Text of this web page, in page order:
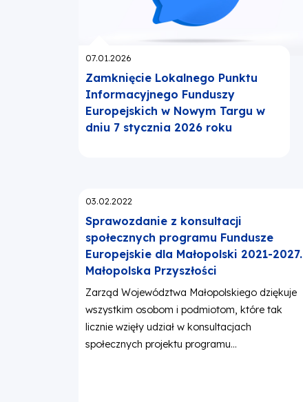
Opublikowano:
07.01.2026
Zamknięcie Lokalnego Punktu
Informacyjnego Funduszy
Europejskich w Nowym Targu w
dniu 7 stycznia 2026 roku
Opublikowano:
03.02.2022
Sprawozdanie z konsultacji
społecznych programu Fundusze
Europejskie dla Małopolski 2021-2027.
Małopolska Przyszłości
Zarząd Województwa Małopolskiego dziękuje
wszystkim osobom i podmiotom, które tak
licznie wzięły udział w konsultacjach
społecznych projektu programu...